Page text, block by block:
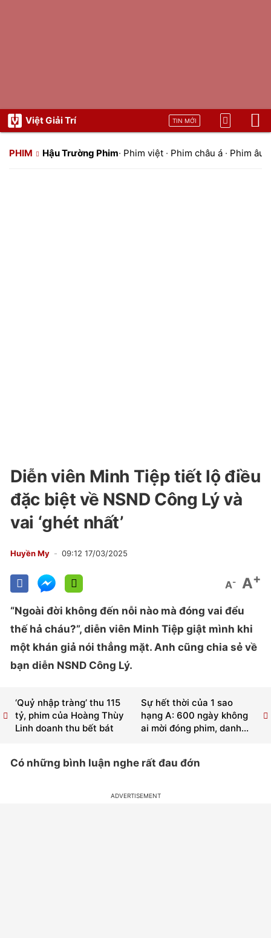
Việt Giải Trí TIN MỚI
PHIM Hậu Trường Phim· Phim việt · Phim châu á · Phim âu
Diễn viên Minh Tiệp tiết lộ điều
đặc biệt về NSND Công Lý và
vai ‘ghét nhất’
Huyền My 09:12 17/03/2025
A- A+
“Ngoài đời không đến nỗi nào mà đóng vai đểu
thế hả cháu?”, diễn viên Minh Tiệp giật mình khi
một khán giả nói thẳng mặt. Anh cũng chia sẻ về
bạn diễn NSND Công Lý.
Sự hết thời của 1 sao
hạng A: 600 ngày không
ai mời đóng phim, danh...
‘Quỷ nhập tràng’ thu 115
tỷ, phim của Hoàng Thùy
Linh doanh thu bết bát
Có những bình luận nghe rất đau đớn